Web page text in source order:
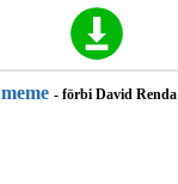
- förbi David Renda